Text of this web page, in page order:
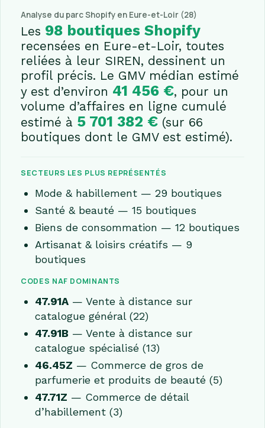
Analyse du parc Shopify en Eure-et-Loir (28)
Les 98 boutiques Shopify
recensées en Eure-et-Loir, toutes
reliées à leur SIREN, dessinent un
profil précis. Le GMV médian estimé
y est d’environ 41 456 €, pour un
volume d’affaires en ligne cumulé
estimé à 5 701 382 € (sur 66
boutiques dont le GMV est estimé).
SECTEURS LES PLUS REPRÉSENTÉS
Mode & habillement — 29 boutiques
Santé & beauté — 15 boutiques
Biens de consommation — 12 boutiques
Artisanat & loisirs créatifs — 9
boutiques
CODES NAF DOMINANTS
47.91A — Vente à distance sur
catalogue général (22)
47.91B — Vente à distance sur
catalogue spécialisé (13)
46.45Z — Commerce de gros de
parfumerie et produits de beauté (5)
47.71Z — Commerce de détail
d’habillement (3)